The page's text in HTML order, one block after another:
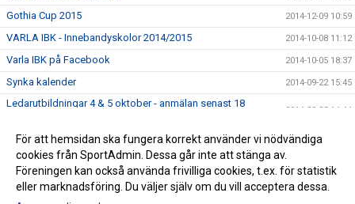
Gothia Cup 2015 2014-12-09 10:59
VARLA IBK - Innebandyskolor 2014/2015 2014-10-08 11:12
Varla IBK på Facebook 2014-10-05 18:37
Synka kalender 2014-09-22 15:45
Ledarutbildningar 4 & 5 oktober - anmälan senast 18
2014-09-05 14:44
Ny hemsida, nya möjligheter! 2014-08-23 19:08
Viktig information från HIBF 2014-08-22 11:29
För att hemsidan ska fungera korrekt använder vi nödvändiga
cookies från SportAdmin. Dessa går inte att stänga av.
Föreningen kan också använda frivilliga cookies, t.ex. för statistik
eller marknadsföring. Du väljer själv om du vill acceptera dessa.